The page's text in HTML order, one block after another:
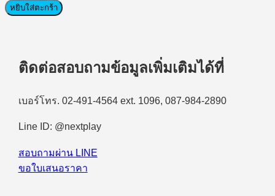
Wired
Mouse
มี
Laser
Mouse
Black
ชิ้น
หยิบใส่ตะกร้า
ติดต่อสอบถามข้อมูลเพิ่มเติมได้ที่
เบอร์โทร. 02-491-4564 ext. 1096, 087-984-2890
Line ID: @nextplay
สอบถามผ่าน LINE
ขอใบเสนอราคา